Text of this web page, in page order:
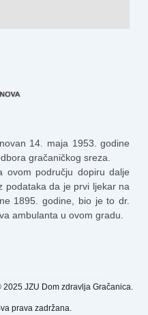
14. maja 1953. godine
gračaničkog sreza.
ovom području dopiru dalje
podataka da je prvi ljekar na
1895. godine, bio je to dr.
ambulanta u ovom gradu.
2025 JZU Dom zdravlja Gračanica.
prava zadržana.